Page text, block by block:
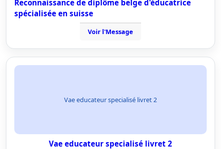
Reconnaissance de diplôme belge d'éducatrice
spécialisée en suisse
Voir l'Message
Vae educateur specialisé livret 2
Vae educateur specialisé livret 2